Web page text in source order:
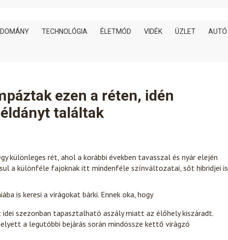
TECHNOLÓGIA ÉLETMÓD VIDÉK ÜZLET AUTÓ
ezen a réten, idén
találtak
különleges rét, ahol a korábbi években tavasszal és nyár elején
a különféle fajoknak itt mindenféle színváltozatai, sőt hibridjei is
is keresi a virágokat bárki. Ennek oka, hogy
szezonban tapasztalható aszály miatt az élőhely kiszáradt.
a legutóbbi bejárás során mindössze kettő virágzó